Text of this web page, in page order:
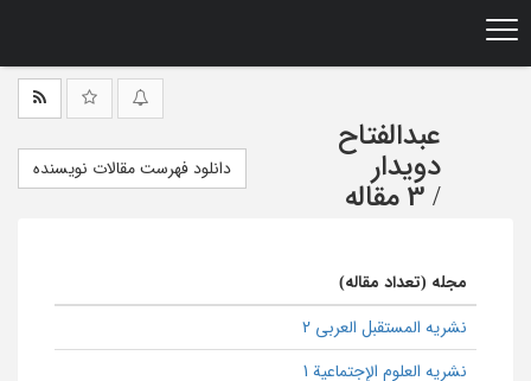
عبدالفتاح
دویدار
/ 3 مقاله
دانلود فهرست مقالات نویسنده
مجله (تعداد مقاله)
نشریه المستقبل العربی 2
نشریه العلوم الإجتماعیة 1